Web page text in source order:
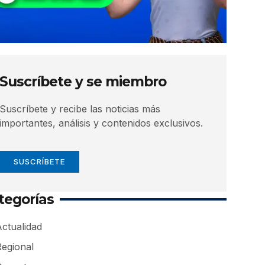
Suscríbete y se miembro
Suscríbete y recibe las noticias más
importantes, análisis y contenidos exclusivos.
SUSCRÍBETE